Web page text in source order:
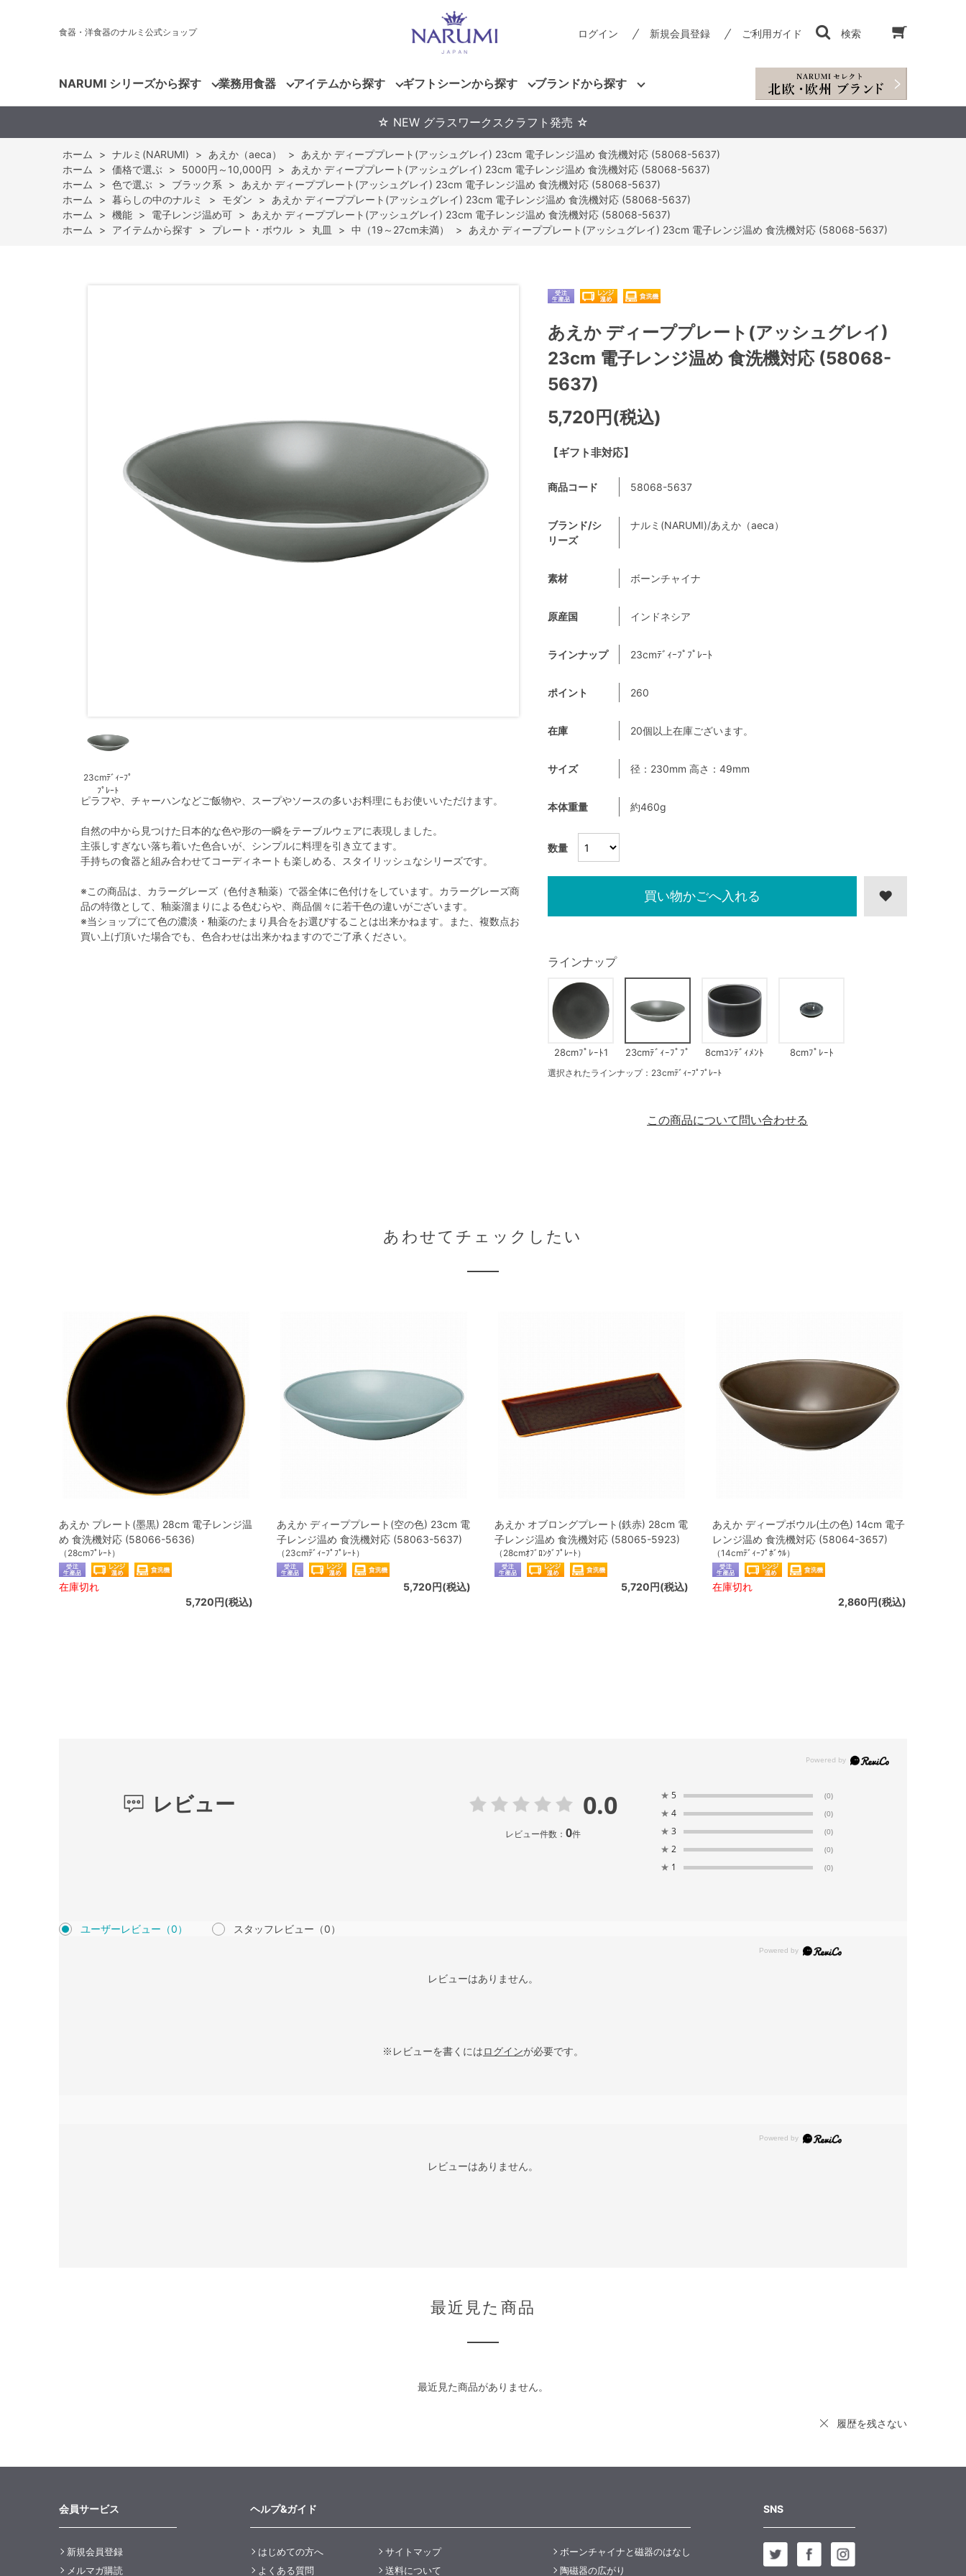
食器・洋食器のナルミ公式ショップ ログイン 新規会員登録 ご利用ガイド 検索
NARUMI シリーズから探す 業務用食器 アイテムから探す ギフトシーンから探す ブランドから探す
☆ NEW グラスワークスクラフト発売 ☆
ホーム > ナルミ(NARUMI) > あえか（aeca） >
あえか ディーププレート(アッシュグレイ) 23cm 電子レンジ温め 食洗機対応 (58068-5637)
ホーム
> 価格で選ぶ > 5000円～10,000円 >
あえか ディーププレート(アッシュグレイ) 23cm 電子レンジ温め 食洗機対応 (58068-5637)
ホーム
> 色で選ぶ > ブラック系 >
あえか ディーププレート(アッシュグレイ) 23cm 電子レンジ温め 食洗機対応 (58068-5637)
ホーム
> 暮らしの中のナルミ > モダン >
あえか ディーププレート(アッシュグレイ) 23cm 電子レンジ温め 食洗機対応 (58068-5637)
ホーム
> 機能 > 電子レンジ温め可 >
あえか ディーププレート(アッシュグレイ) 23cm 電子レンジ温め 食洗機対応 (58068-5637)
ホーム
> アイテムから探す > プレート・ボウル > 丸皿 > 中（19～27cm未満） > あえか ディーププレート(アッシュグレイ) 23cm 電子レンジ温め 食洗機対応 (58068-5637)
23cmﾃﾞｨｰﾌﾟ
ﾌﾟﾚｰﾄ
ピラフや、チャーハンなどご飯物や、スープやソースの多いお料理にもお使いいただけます。
自然の中から見つけた日本的な色や形の一瞬をテーブルウェアに表現しました。
主張しすぎない落ち着いた色合いが、シンプルに料理を引き立てます。
手持ちの食器と組み合わせてコーディネートも楽しめる、スタイリッシュなシリーズです。
※この商品は、カラーグレーズ（色付き釉薬）で器全体に色付けをしています。カラーグレーズ商
品の特徴として、釉薬溜まりによる色むらや、商品個々に若干色の違いがございます。
※当ショップにて色の濃淡・釉薬のたまり具合をお選びすることは出来かねます。また、複数点お
買い上げ頂いた場合でも、色合わせは出来かねますのでご了承ください。
【ギフト非対応】
あえか ディーププレート(アッシュグレイ)
23cm 電子レンジ温め 食洗機対応 (58068-
5637)
5,720円(税込)
数量
商品コード 58068-5637
ブランド/シ
リーズ
ナルミ(NARUMI)/あえか（aeca）
素材 ボーンチャイナ
原産国 インドネシア
ラインナップ 23cmﾃﾞｨｰﾌﾟﾌﾟﾚｰﾄ
ポイント 260
在庫 20個以上在庫ございます。
サイズ 径：230mm 高さ：49mm
本体重量 約460g
ラインナップ
28cmﾌﾟﾚｰﾄ1
23cmﾃﾞｨｰﾌﾟﾌﾟ
8cmｺﾝﾃﾞｨﾒﾝﾄ
8cmﾌﾟﾚｰﾄ
選択されたラインナップ：23cmﾃﾞｨｰﾌﾟﾌﾟﾚｰﾄ
買い物かごへ入れる
この商品について問い合わせる
あわせてチェックしたい
あえか プレート(墨黒) 28cm 電子レンジ温
め 食洗機対応 (58066-5636)
（28cmﾌﾟﾚｰﾄ）
在庫切れ
5,720円(税込)
あえか ディーププレート(空の色) 23cm 電
子レンジ温め 食洗機対応 (58063-5637)
（23cmﾃﾞｨｰﾌﾟﾌﾟﾚｰﾄ）
5,720円(税込)
あえか オブロングプレート(鉄赤) 28cm 電
子レンジ温め 食洗機対応 (58065-5923)
（28cmｵﾌﾞﾛﾝｸﾞﾌﾟﾚｰﾄ）
5,720円(税込)
あえか ディープボウル(土の色) 14cm 電子
レンジ温め 食洗機対応 (58064-3657)
（14cmﾃﾞｨｰﾌﾟﾎﾞｳﾙ）
在庫切れ
2,860円(税込)
レビュー 0.0
レビュー件数： 0件
★ 5 (0)
★ 4 (0)
★ 3 (0)
★ 2 (0)
★ 1 (0)
ユーザーレビュー （0） スタッフレビュー （0）
レビューはありません。
※レビューを書くにはログインが必要です。
レビューはありません。
最近見た商品
最近見た商品がありません。
履歴を残さない
会員サービス
新規会員登録
メルマガ購読
ヘルプ&ガイド
はじめての方へ
よくある質問
サイトマップ
送料について
ボーンチャイナと磁器のはなし
陶磁器の広がり
SNS